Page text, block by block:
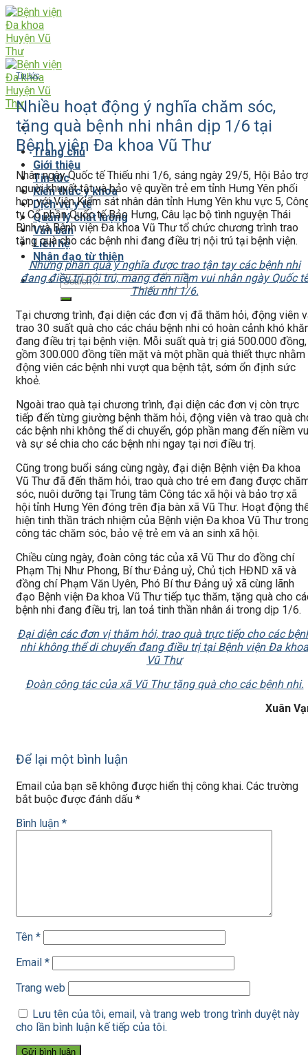
Skip
to
content
Trang chủ
Giới thiệu
Tin tức
Kiến thức y khoa
Dịch vụ y tế
Quản lý chất lượng
Văn bản
Liên hệ
Nhân đạo từ thiện
Tin tức
Nhiều hoạt động ý nghĩa chăm sóc,
tặng quà bệnh nhi nhân dịp 1/6 tại
Bệnh viện Đa khoa Vũ Thư
Nhân ngày Quốc tế Thiếu nhi 1/6, sáng ngày 29/5, Hội Bảo trợ
người khuyết tật và bảo vệ quyền trẻ em tỉnh Hưng Yên phối
hợp với Viện Kiểm sát nhân dân tỉnh Hưng Yên khu vực 5,
ty Cổ phần Quốc tế Bảo Hưng, Câu lạc bộ tình nguyện Thái
Bình và Bệnh viện Đa khoa Vũ Thư tổ chức chương trình trao
tặng quà cho các bệnh nhi đang điều trị nội trú tại bệnh viện.
Những phần quà ý nghĩa được trao tận tay các bệnh nhi
đang điều trị nội trú, mang đến niềm vui nhân ngày Quốc tế
Thiếu nhi 1/6.
Tại chương trình, đại diện các đơn vị đã thăm hỏi, động viên
trao 30 suất quà cho các cháu bệnh nhi có hoàn cảnh khó
đang điều trị tại bệnh viện. Mỗi suất quà trị giá 500.000 đồng,
gồm 300.000 đồng tiền mặt và một phần quà thiết thực nhằm
động viên các bệnh nhi vượt qua bệnh tật, sớm ổn định sức
khoẻ.
Ngoài trao quà tại chương trình, đại diện các đơn vị còn trực
tiếp đến từng giường bệnh thăm hỏi, động viên và trao quà
các bệnh nhi không thể di chuyển, góp phần mang đến niềm
và sự sẻ chia cho các bệnh nhi ngay tại nơi điều trị.
Cũng trong buổi sáng cùng ngày, đại diện Bệnh viện Đa khoa
Vũ Thư đã đến thăm hỏi, trao quà cho trẻ em đang được
sóc, nuôi dưỡng tại Trung tâm Công tác xã hội và bảo trợ xã
hội tỉnh Hưng Yên đóng trên địa bàn xã Vũ Thư. Hoạt động
hiện tinh thần trách nhiệm của Bệnh viện Đa khoa Vũ Thư
công tác chăm sóc, bảo vệ trẻ em và an sinh xã hội.
Chiều cùng ngày, đoàn công tác của xã Vũ Thư do đồng chí
Phạm Thị Như Phong, Bí thư Đảng uỷ, Chủ tịch HĐND xã và
đồng chí Phạm Văn Uyên, Phó Bí thư Đảng uỷ xã cùng lãnh
đạo Bệnh viện Đa khoa Vũ Thư tiếp tục thăm, tặng quà cho
bệnh nhi đang điều trị, lan toả tinh thần nhân ái trong dịp 1/6.
Đại diện các đơn vị thăm hỏi, trao quà trực tiếp cho các
nhi không thể di chuyển đang điều trị tại Bệnh viện Đa khoa
Vũ Thư
Đoàn công tác của xã Vũ Thư tặng quà cho các bệnh nhi.
Xuân
Để lại một bình luận
Email của bạn sẽ không được hiển thị công khai. Các trường
bắt buộc được đánh dấu *
Bình luận *
Tên *
Email *
Trang web
Lưu tên của tôi, email, và trang web trong trình duyệt này
cho lần bình luận kế tiếp của tôi.